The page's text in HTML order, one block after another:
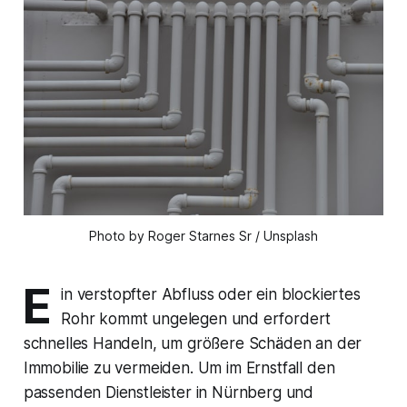
Photo by Roger Starnes Sr / Unsplash
E
in verstopfter Abfluss oder ein blockiertes
Rohr kommt ungelegen und erfordert
schnelles Handeln, um größere Schäden an der
Immobilie zu vermeiden. Um im Ernstfall den
passenden Dienstleister in Nürnberg und